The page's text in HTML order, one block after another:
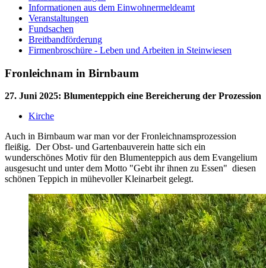
Informationen aus dem Einwohnermeldeamt
Veranstaltungen
Fundsachen
Breitbandförderung
Firmenbroschüre - Leben und Arbeiten in Steinwiesen
Fronleichnam in Birnbaum
27. Juni 2025: Blumenteppich eine Bereicherung der Prozession
Kirche
Auch in Birnbaum war man vor der Fronleichnamsprozession
fleißig. Der Obst- und Gartenbauverein hatte sich ein
wunderschönes Motiv für den Blumenteppich aus dem Evangelium
ausgesucht und unter dem Motto "Gebt ihr ihnen zu Essen" diesen
schönen Teppich in mühevoller Kleinarbeit gelegt.